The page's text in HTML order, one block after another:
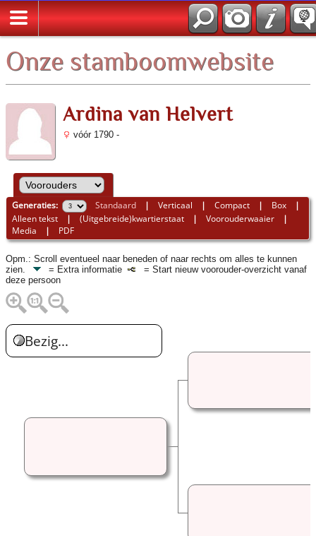
Onze stamboomwebsite
Ardina van Helvert
vóór 1790 -
Generaties: Standaard |Verticaal |Compact | Box |
Alleen tekst |(Uitgebreide)kwartierstaat |Voorouderwaaier |
Media | PDF
Opm.: Scroll eventueel naar beneden of naar rechts om alles te kunnen
zien.
= Extra informatie
= Start nieuw voorouder-overzicht vanaf
deze persoon
Bezig...